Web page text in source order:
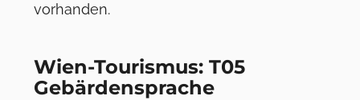
vorhanden.
Wien-Tourismus: T05
Gebärdensprache